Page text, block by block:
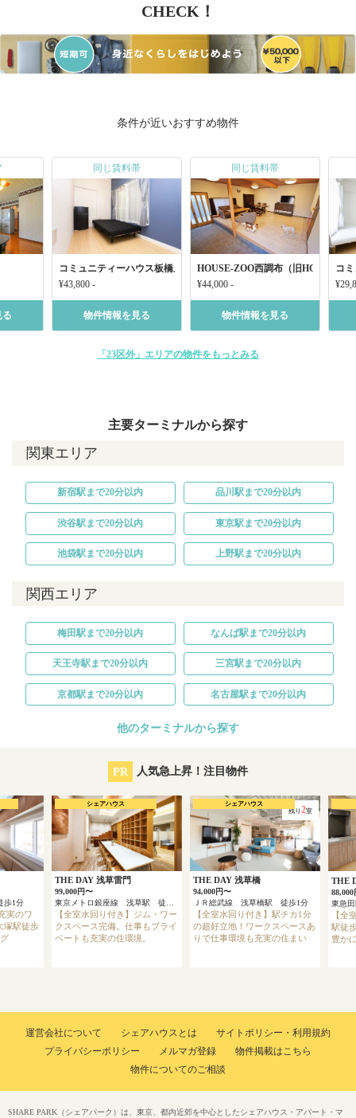
CHECK！
条件が近いおすすめ物件
る
同じ賃料帯
コミュニティーハウス板橋上板橋
¥43,800 -
物件情報を見る
同じ賃料帯
HOUSE-ZOO西調布（旧HOUSE-
¥44,000 -
物件情報を見る
コ
「23区外」エリアの物件をもっとみる
主要ターミナルから探す
関東エリア
新宿駅まで20分以内 品川駅まで20分以内
渋谷駅まで20分以内 東京駅まで20分以内
池袋駅まで20分以内 上野駅まで20分以内
関西エリア
梅田駅まで20分以内 なんば駅まで20分以内
天王寺駅まで20分以内 三宮駅まで20分以内
京都駅まで20分以内 名古屋駅まで20分以内
他のターミナルから探す
PR 人気急上昇！注目物件
歩1分
実のワ
塚駅徒歩
THE DAY 浅草雷門
99,000円〜
東京メトロ銀座線 浅草駅 徒歩4分
【全室水回り付き】ジム・ワー
クスペース完備。仕事もプライ
ベートも充実の住環境。
シェアハウス
残り 2室
THE DAY 浅草橋
94,000円〜
ＪＲ総武線 浅草橋駅 徒歩1分
【全室水回り付き】駅チカ1分
の超好立地！ワークスペースあ
りで仕事環境も充実の住まい
シェアハウス
THE
88,000
【全
駅徒
豊か
運営会社について シェアハウスとは
サイトポリシー・利用規約
プライバシーポリシー
メルマガ登録
物件掲載はこちら
物件についてのご相談
SHARE PARK（シェアパーク）は、東京、都内近郊を中心としたシェアハウス・アパート・マ